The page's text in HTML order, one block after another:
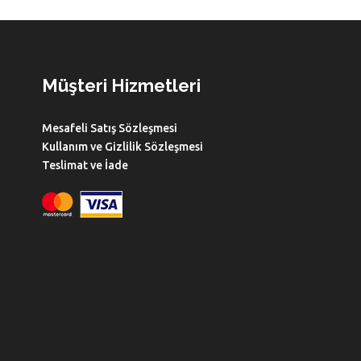
Müşteri Hizmetleri
Mesafeli Satış Sözleşmesi
Kullanım ve Gizlilik Sözleşmesi
Teslimat ve İade